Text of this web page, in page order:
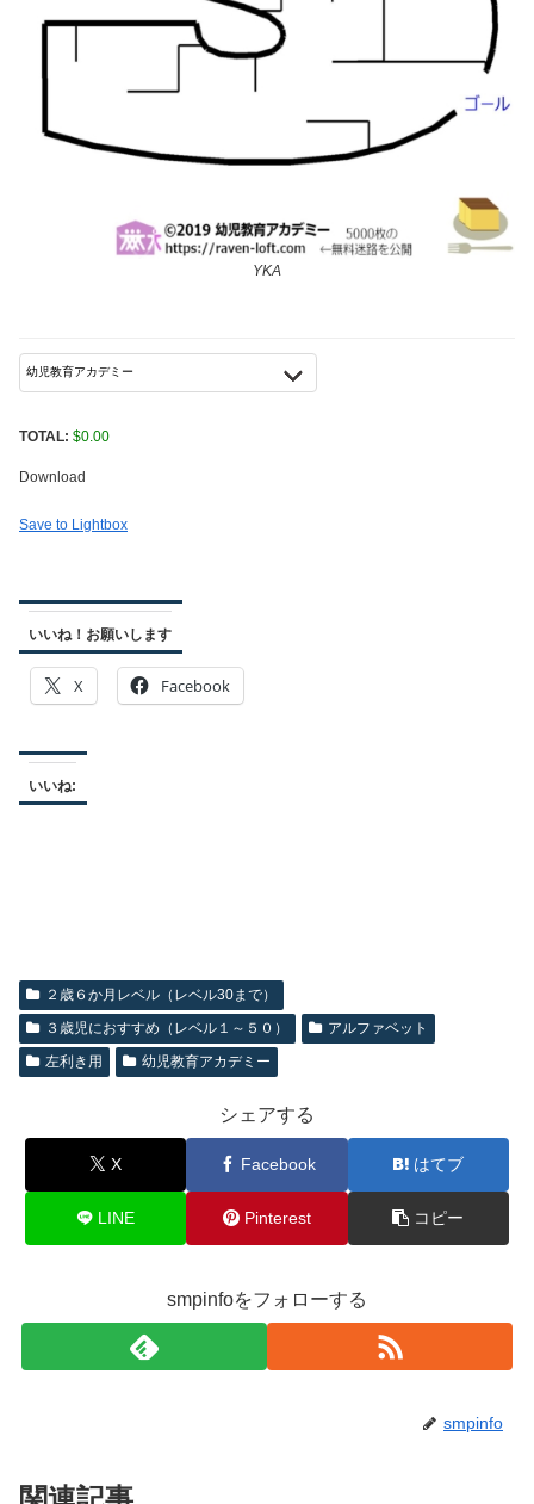
YKA
TOTAL: $0.00
Download
Save to Lightbox
いいね！お願いします
X Facebook
いいね:
２歳６か月レベル（レベル30まで）
３歳児におすすめ（レベル１～５０）
アルファベット
左利き用
幼児教育アカデミー
シェアする
X Facebook はてブ
LINE Pinterest コピー
smpinfoをフォローする
smpinfo